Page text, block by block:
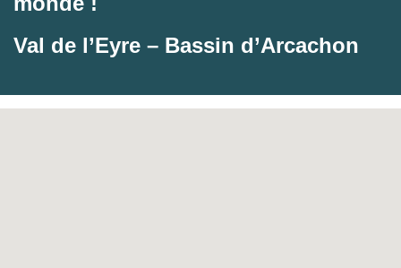
Val de l’Eyre – Bassin d’Arcachon